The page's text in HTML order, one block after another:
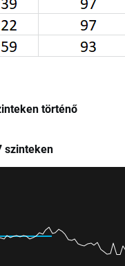
történő
szinteken